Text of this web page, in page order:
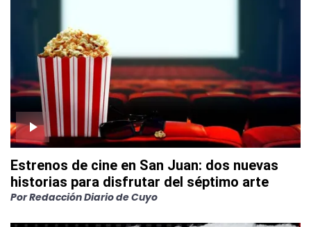
Estrenos de cine en San Juan: dos nuevas
historias para disfrutar del séptimo arte
PorRedacción Diario de Cuyo